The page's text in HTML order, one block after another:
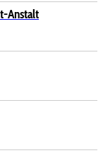
Anstalt